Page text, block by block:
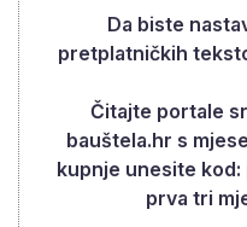
njegovom računu
našem izračunu, radi
4.112,85 eura viša od
računu
stupa.
Da biste
pretplatničkih
Čitajte portale
bauštela.hr s
kupnje unesite kod:
prva tri